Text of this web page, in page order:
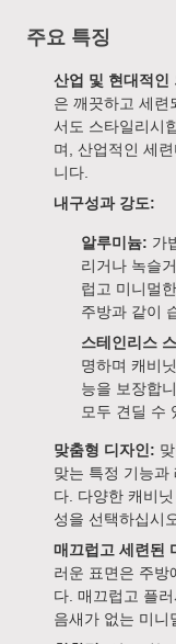
주요 특징
산업 및 현대적인
은 깨끗하고 세련
서도 스타일리시
며, 산업적인 세
니다.
내구성과 강도:
알루미늄: 가
리거나 녹슬
럽고 미니멀
주방과 같이
스테인리스
명하며 캐비
능을 보장합
모두 견딜 수
맞춤형 디자인:
맞는 특정 기능과
다. 다양한 캐비
성을 선택하십시
매끄럽고 세련된
러운 표면은 주방
다. 매끄럽고 플
음새가 없는 미니